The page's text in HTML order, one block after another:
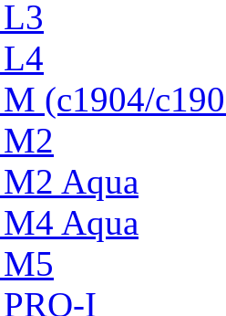
(c1904/
Aqua
Aqua
I